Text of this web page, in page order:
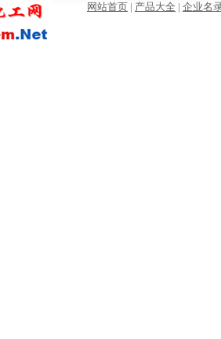
网站首页 | 产品大全 | 企业名